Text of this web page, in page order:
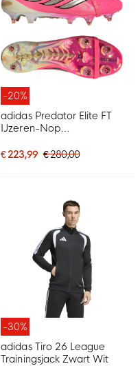
-20%
adidas Predator Elite FT
IJzeren-Nop
Felroze Zilvergrijs Zwart
€ 223,99 € 280,00
-30%
adidas Tiro 26 League
Trainingsjack Zwart Wit